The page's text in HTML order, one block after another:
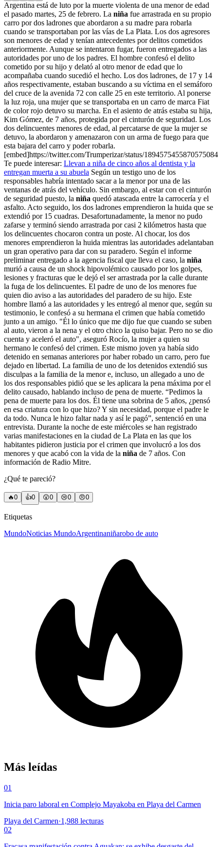
Argentina está de luto por la muerte violenta de una menor de edad
el pasado martes, 25 de febrero. La niña fue arrastrada en su propio
carro por dos ladrones que abordaron a su madre para robarla
cuando se transportaban por las vías de La Plata. Los dos agresores
son menores de edad y tenían antecedentes por delitos cometidos
anteriormente. Aunque se intentaron fugar, fueron entregados a las
autoridades por uno de los padres. El hombre confesó el delito
cometido por su hijo y delató al otro menor de edad que lo
acompañaba cuando sucedió el hecho. Los dos ladrones, de 17 y 14
años respectivamente, estaban buscando a su víctima en el semáforo
del cruce de la avenida 72 con calle 25 en este territorio. Al ponerse
la luz roja, una mujer que se transportaba en un carro de marca Fiat
de color rojo detuvo su marcha. En el asiento de atrás estaba su hija,
Kim Gómez, de 7 años, protegida por el cinturón de seguridad. Los
dos delincuentes menores de edad, al percatarse de que la mujer se
detuvo, la abordaron y amenazaron con un arma de fuego para que
esta bajara del carro y poder robarla.
[embed]https://twitter.com/Trumperizar/status/
Te puede interesar: Llevan a niña de cinco años al dentista y la
entregan muerta a su abuela Según un testigo uno de los
responsables habría intentado sacar a la menor por una de las
ventanas de atrás del vehículo. Sin embargo, al estar con el cinturón
de seguridad puesto, la niña quedó atascada entre la carrocería y el
asfalto. Acto seguido, los dos ladrones emprendieron la huida que se
extendió por 15 cuadras. Desafortunadamente, la menor no pudo
zafarse y terminó siendo arrastrada por casi 2 kilómetros hasta que
los delincuentes chocaron contra un poste. Al chocar, los dos
menores emprendieron la huida mientras las autoridades adelantaban
un gran operativo para dar con su paradero. Según el informe
preliminar entregado a la agencia fiscal que lleva el caso, la niña
murió a causa de un shock hipovolémico causado por los golpes,
lesiones y fracturas que le dejó el ser arrastrada por la calle durante
la fuga de los delincuentes. El padre de uno de los menores fue
quien dio aviso a las autoridades del paradero de su hijo. Este
hombre llamó a las autoridades y les entregó al menor que, según su
testimonio, le confesó a su hermana el crimen que había cometido
junto a un amigo. "Él lo único que me dijo fue que cuando se suben
al auto, vieron a la nena y el otro chico la quiso bajar. Pero no se dio
cuenta y aceleró el auto", aseguró Rocío, la mujer a quien su
hermano le confesó del crimen. Este mismo joven ya había sido
detenido en semanas anteriores por haber robado un carro, pero fue
dejado en libertad. La familia de uno de los detenidos extendió sus
disculpas a la familia de la menor e, incluso, un allegado a uno de
los dos responsables pidió que se les aplicara la pena máxima por el
delito causado, hablando incluso de pena de muerte. “Pedimos la
pena de muerte para los dos. Él tiene una sobrina de 5 años, ¿pensó
en esa criatura con lo que hizo? Y sin necesidad, porque el padre le
da todo. Nunca le hizo faltar nada y así le pagó”, sentenció en una
entrevista. Durante la noche de este miércoles se han registrado
varias manifestaciones en la ciudad de La Plata en las que los
habitantes pidieron justicia por el crimen que involucró a los dos
menores y que acabó con la vida de la niña de 7 años. Con
información de Radio Mitre.
¿Qué te pareció?
🔥0 👍0 😲0 😢0 😠0
Etiquetas
MundoNoticias MundoArgentinaniñarobo de auto
Más leídas
01
Inicia paro laboral en Complejo Mayakoba en Playa del Carmen
Playa del Carmen·1,988 lecturas
02